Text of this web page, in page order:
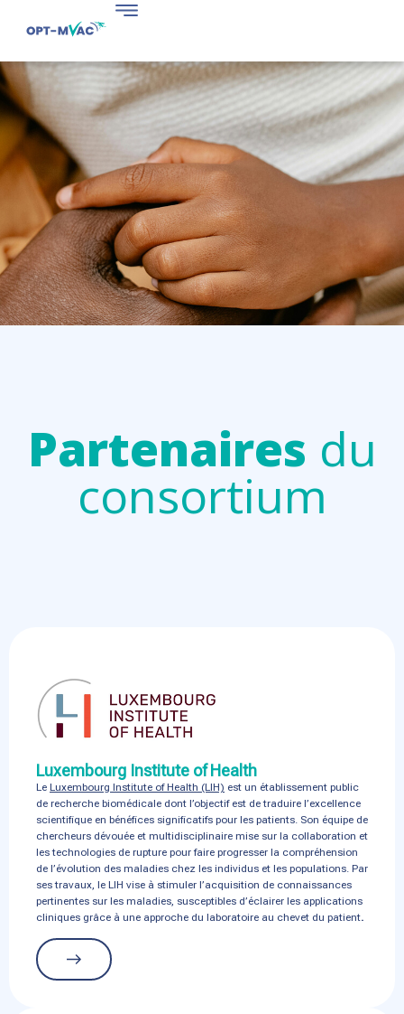
Partenaires du
consortium
Luxembourg Institute of Health
Le Luxembourg Institute of Health (LIH) est un établissement public
de recherche biomédicale dont l’objectif est de traduire l’excellence
scientifique en bénéfices significatifs pour les patients. Son équipe de
chercheurs dévouée et multidisciplinaire mise sur la collaboration et
les technologies de rupture pour faire progresser la compréhension
de l’évolution des maladies chez les individus et les populations. Par
ses travaux, le LIH vise à stimuler l’acquisition de connaissances
pertinentes sur les maladies, susceptibles d’éclairer les applications
cliniques grâce à une approche du laboratoire au chevet du patient.